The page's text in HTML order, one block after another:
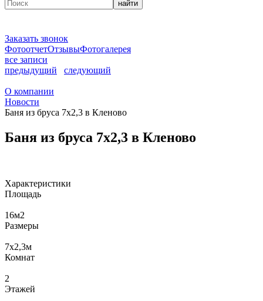
найти
Заказать звонок
ФотоотчетОтзывыФотогалерея
все записи
предыдущий
следующий
О компании
Новости
Баня из бруса 7x2,3 в Кленово
Баня из бруса 7x2,3 в Кленово
Характеристики
Площадь
16м2
Размеры
7x2,3м
Комнат
2
Этажей